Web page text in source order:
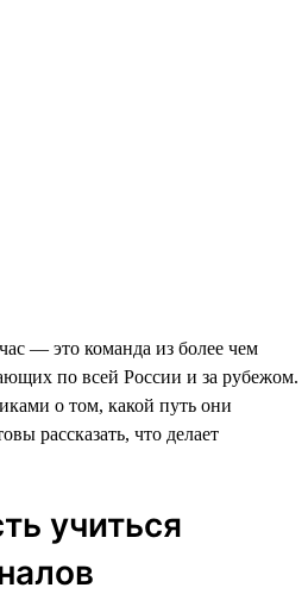
— это команда из более чем
по всей России и за рубежом.
о том, какой путь они
рассказать, что делает
учиться